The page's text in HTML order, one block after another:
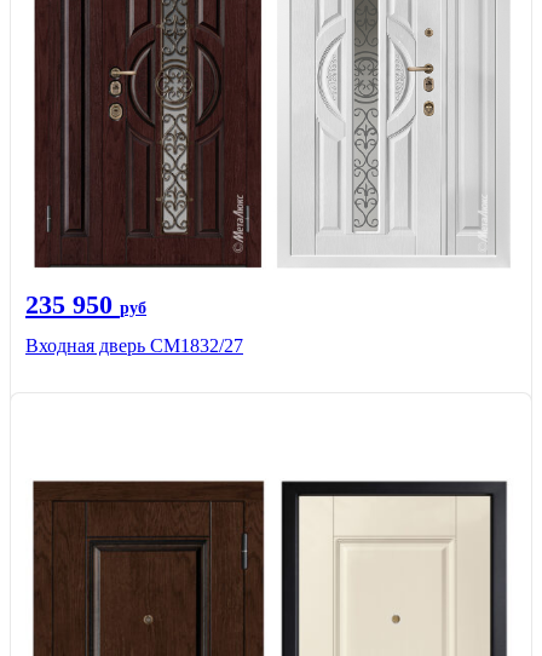
235 950 руб
Входная дверь СМ1832/27